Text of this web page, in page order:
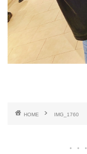
HOME IMG_1760